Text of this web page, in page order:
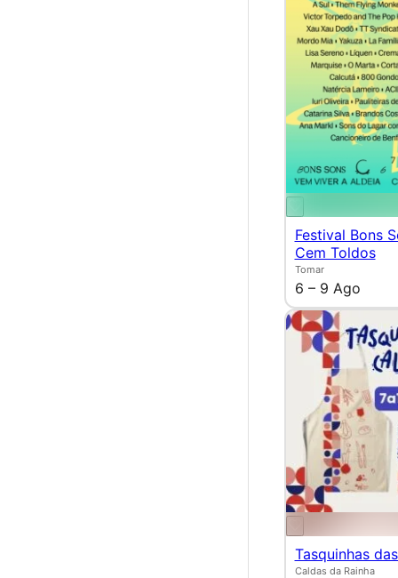
Festival Bons
Cem Toldos
Tomar
6 – 9 Ago
Tasquinhas
Caldas da Rainha